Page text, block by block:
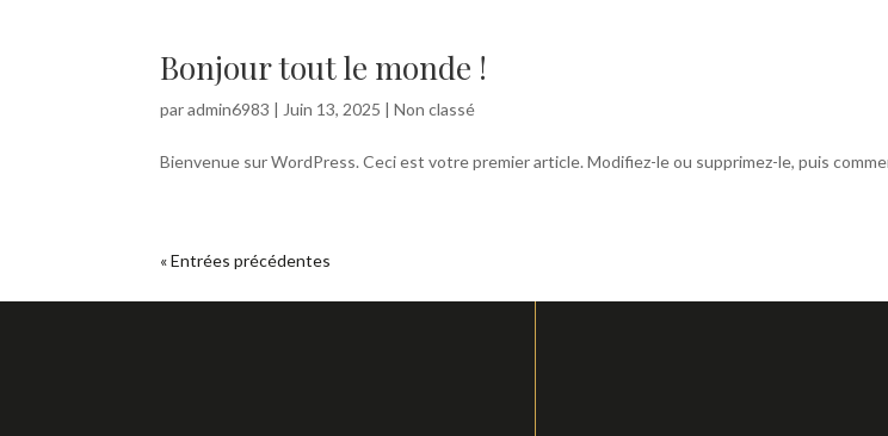
Bonjour tout le monde !
paradmin6983 | Juin 13, 2025 |Non classé
Bienvenue sur WordPress. Ceci est votre premier article. Modifiez-le ou supprimez-le, puis
« Entrées précédentes